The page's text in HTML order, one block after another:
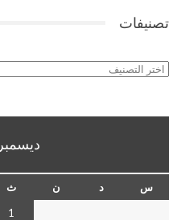
تصنيفات
تصنيفات
ديسمبر 2015
س د ن ث
1